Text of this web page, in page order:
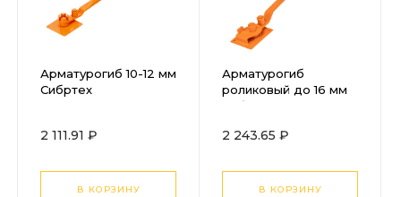
Арматурогиб 10-12 мм
Сибртех
2 111.91 ₽
В КОРЗИНУ
Арматурогиб
роликовый до 16 мм
Сибртех
2 243.65 ₽
В КОРЗИНУ